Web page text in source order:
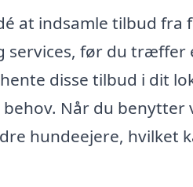
at indsamle tilbud fra
services, før du
disse tilbud i dit
Når du
hundeejere, hvilket